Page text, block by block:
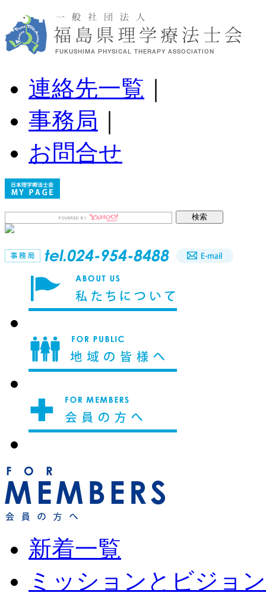
連絡先一覧
事務局
お問合せ
新着一覧
ミッションとビジョン